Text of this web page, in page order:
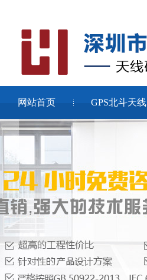
网站首页 GPS北斗天线